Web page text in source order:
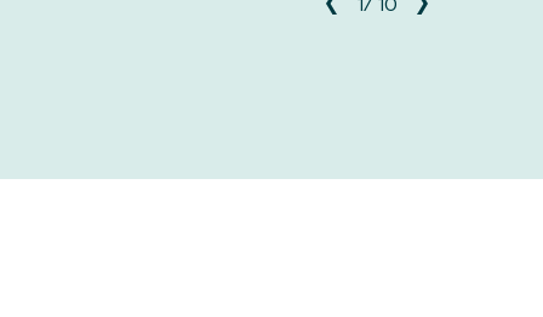
1/ 10